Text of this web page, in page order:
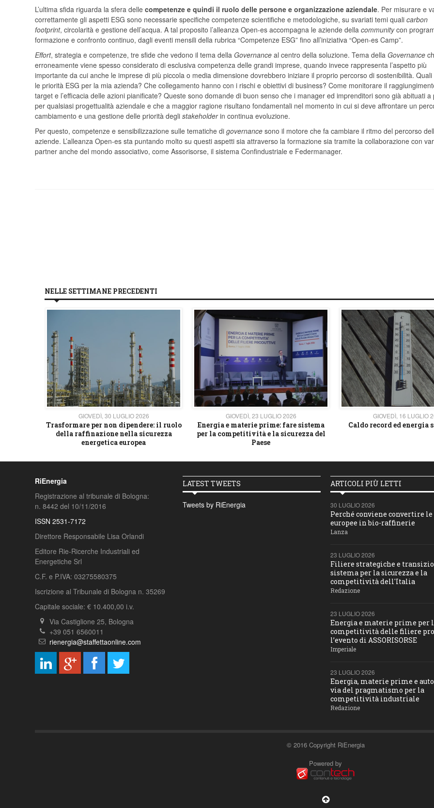
L’ultima sfida riguarda la sfera delle competenze e quindi il ruolo delle persone e organizzazione aziendale. Per misurare e
correttamente gli aspetti ESG sono necessarie specifiche competenze scientifiche e metodologiche, su svariati temi quali carbon
footprint, circolarità e gestione dell’acqua. A tal proposito l’alleanza Open-es accompagna le aziende della communitycon
formazione e confronto continuo, dagli eventi mensili della rubrica “Competenze ESG” fino all’iniziativa “Open-es Camp”.
Effort, strategia e competenze, tre sfide che vedono il tema della Governance al centro della soluzione. Tema della Governance
erroneamente viene spesso considerato di esclusiva competenza delle grandi imprese, quando invece rappresenta l’aspetto più
importante da cui anche le imprese di più piccola o media dimensione dovrebbero iniziare il proprio percorso di sostenibilità. Quali
le priorità ESG per la mia azienda? Che collegamento hanno con i rischi e obiettivi di business? Come monitorare il
target e l’efficacia delle azioni pianificate? Queste sono domande di buon senso che i manager ed imprenditori sono già abituati a
per qualsiasi progettualità aziendale e che a maggior ragione risultano fondamentali nel momento in cui si deve affrontare un
cambiamento e una gestione delle priorità degli stakeholderin continua evoluzione.
Per questo, competenze e sensibilizzazione sulle tematiche di governance sono il motore che fa cambiare il ritmo del percorso
aziende. L’alleanza Open-es sta puntando molto su questi aspetti sia attraverso la formazione sia tramite la collaborazione con
partner anche del mondo associativo, come Assorisorse, il sistema Confindustriale e Federmanager.
NELLE SETTIMANE PRECEDENTI
GIOVEDÌ, 30 LUGLIO 2026
Trasformare per non dipendere: il ruolo
della raffinazione nella sicurezza
energetica europea
GIOVEDÌ, 23 LUGLIO 2026
Energia e materie prime: fare sistema
per la competitività e la sicurezza del
Paese
GIOVEDÌ, 16 LUGLIO
Caldo record ed energia
RiEnergia
Registrazione al tribunale di Bologna:
n. 8442 del 10/11/2016
ISSN 2531-7172
Direttore Responsabile Lisa Orlandi
Editore Rie-Ricerche Industriali ed
Energetiche Srl
C.F. e P.IVA: 03275580375
Iscrizione al Tribunale di Bologna n. 35269
Capitale sociale: € 10.400,00 i.v.
Via Castiglione 25, Bologna
+39 051 6560011
rienergia@staffettaonline.com
LATEST TWEETS
Tweets by RiEnergia
ARTICOLI PIÙ LETTI
30 LUGLIO 2026
Perché conviene convertire
europee in bio-raffinerie
Lanza
23 LUGLIO 2026
Filiere strategiche e
sistema per la sicurezza e la
competitività dell'Italia
Redazione
23 LUGLIO 2026
Energia e materie prime per
competitività delle filiere
l’evento di ASSORISORSE
Imperiale
23 LUGLIO 2026
Energia, materie prime e
via del pragmatismo per la
competitività industriale
Redazione
© 2016 Copyright RiEnergia
Powered by